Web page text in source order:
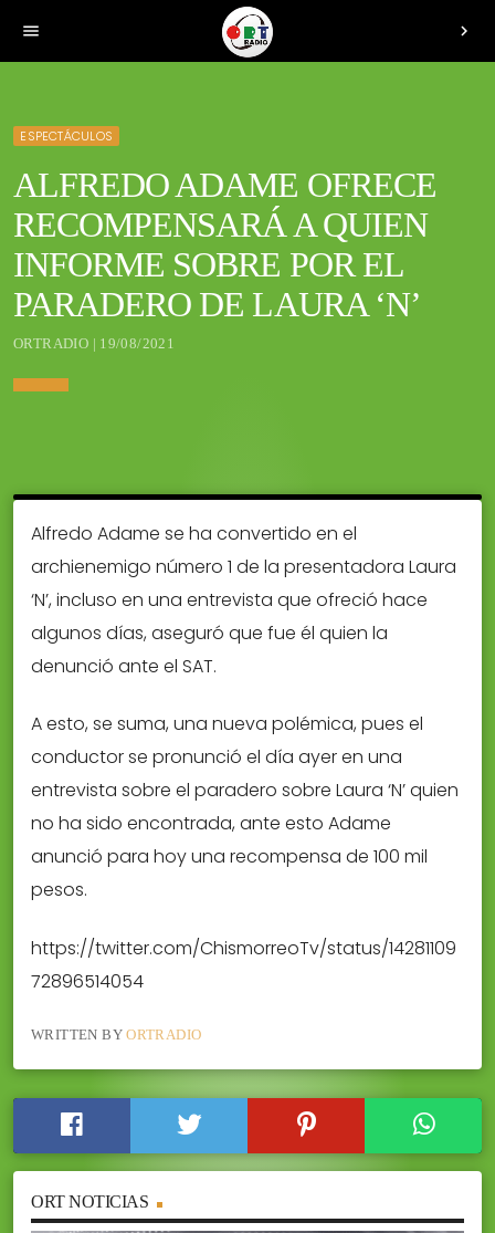
menu chevron_right
ESPECTÁCULOS
ALFREDO ADAME OFRECE
RECOMPENSARÁ A QUIEN
INFORME SOBRE POR EL
PARADERO DE LAURA ‘N’
ORTRADIO | 19/08/2021
Alfredo Adame se ha convertido en el
archienemigo número 1 de la presentadora Laura
‘N’, incluso en una entrevista que ofreció hace
algunos días, aseguró que fue él quien la
denunció ante el SAT.
A esto, se suma, una nueva polémica, pues el
conductor se pronunció el día ayer en una
entrevista sobre el paradero sobre Laura ‘N’ quien
no ha sido encontrada, ante esto Adame
anunció para hoy una recompensa de 100 mil
pesos.
https://twitter.com/ChismorreoTv/status/14281109
72896514054
WRITTEN BYORTRADIO
ORT NOTICIAS